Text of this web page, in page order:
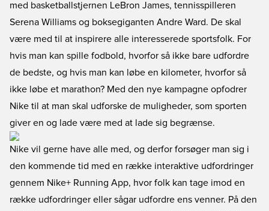
med basketballstjernen LeBron James, tennisspilleren
Serena Williams og boksegiganten Andre Ward. De skal
være med til at inspirere alle interesserede sportsfolk. For
hvis man kan spille fodbold, hvorfor så ikke bare udfordre
de bedste, og hvis man kan løbe en kilometer, hvorfor så
ikke løbe et marathon? Med den nye kampagne opfodrer
Nike til at man skal udforske de muligheder, som sporten
giver en og lade være med at lade sig begrænse.
Nike vil gerne have alle med, og derfor forsøger man sig i
den kommende tid med en række interaktive udfordringer
gennem Nike+ Running App, hvor folk kan tage imod en
række udfordringer eller sågar udfordre ens venner. På den